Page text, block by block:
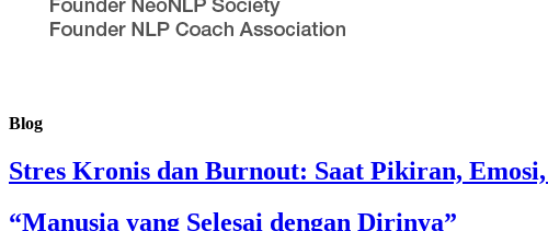
Blog
Stres Kronis dan Burnout: Saat Pikiran,
“Manusia yang Selesai dengan Dirinya”